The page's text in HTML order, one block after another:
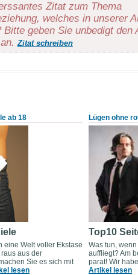
Zitat zum Thema
welches in unserer
geben Sie unbedigt den
an.Zitat schreiben
ab 18
eine Welt voller Ekstase
aus der
Sie es sich mit
lesen
Lügen ohne
Top10
Was tun,
auffliegt? Am
parat! Wir
Artikel lesen